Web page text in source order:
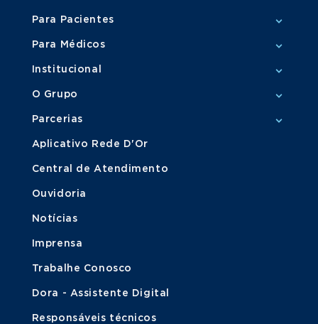
Para Pacientes
Para Médicos
Institucional
O Grupo
Parcerias
Aplicativo Rede D'Or
Central de Atendimento
Ouvidoria
Notícias
Imprensa
Trabalhe Conosco
Dora - Assistente Digital
Responsáveis técnicos